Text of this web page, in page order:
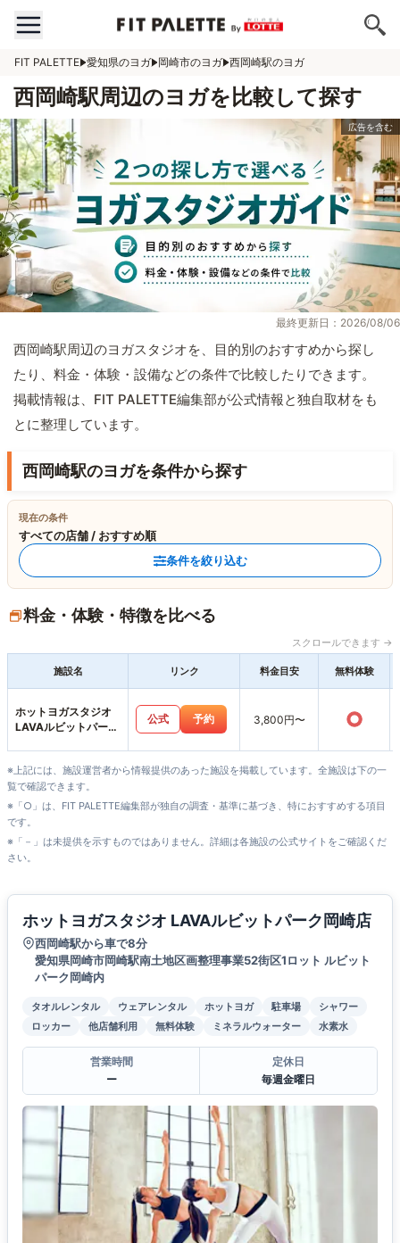
FIT PALETTE 愛知県のヨガ 岡崎市のヨガ 西岡崎駅のヨガ
西岡崎駅周辺のヨガを比較して探す
最終更新日：2026/08/06
西岡崎駅周辺のヨガスタジオを、目的別のおすすめから探し
たり、料金・体験・設備などの条件で比較したりできます。
掲載情報は、FIT PALETTE編集部が公式情報と独自取材をも
とに整理しています。
西岡崎駅のヨガを条件から探す
現在の条件
すべての店舗 / おすすめ順
条件を絞り込む
料金・体験・特徴を比べる
スクロールできます →
施設名 リンク 料金目安 無料体験
ホットヨガスタジオ
LAVAルビットパーク
公式 予約 3,800円〜 ○
※上記には、施設運営者から情報提供のあった施設を掲載しています。全施設は下の一
覧で確認できます。
※「○」は、FIT PALETTE編集部が独自の調査・基準に基づき、特におすすめする項目
です。
※「－」は未提供を示すものではありません。詳細は各施設の公式サイトをご確認くだ
さい。
ホットヨガスタジオ LAVAルビットパーク岡崎店
西岡崎駅から車で8分
愛知県岡崎市岡崎駅南土地区画整理事業52街区1ロット ルビット
パーク岡崎内
タオルレンタル ウェアレンタル ホットヨガ 駐車場
シャワー
ロッカー
他店舗利用 無料体験 ミネラルウォーター 水素水
営業時間
ー
定休日
毎週金曜日